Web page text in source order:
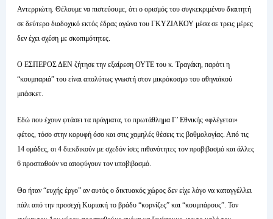
Αντερριώτη. Θέλουμε να πιστεύουμε, ότι ο ορισμός του συγκεκριμένου διαιτητή
σε δεύτερο διαδοχικό εκτός έδρας αγώνα του ΓΚΥΖΙΑΚΟΥ μέσα σε τρεις μέρες
δεν έχει σχέση με σκοπιμότητες.
Ο ΕΣΠΕΡΟΣ ΔΕΝ ζήτησε την εξαίρεση ΟΥΤΕ του κ. Τραγάκη, παρότι η
“κουμπαριά” του είναι απολύτως γνωστή στον μικρόκοσμο του αθηναϊκού
μπάσκετ.
Εδώ που έχουν φτάσει τα πράγματα, το πρωτάθλημα Γ’ Εθνικής «φλέγεται»
φέτος, τόσο στην κορυφή όσο και στις χαμηλές θέσεις τις βαθμολογίας. Από τις
14 ομάδες, οι 4 διεκδικούν με σχεδόν ίσες πιθανότητες τον προβιβασμό και άλλες
6 προσπαθούν να αποφύγουν τον υποβιβασμό.
Θα ήταν “ευχής έργο” αν αυτός ο δικτυακός χώρος δεν είχε λόγο να καταγγέλλει
πάλι από την προσεχή Κυριακή το βράδυ “κορνίζες” και “κουμπάρους”. Τον